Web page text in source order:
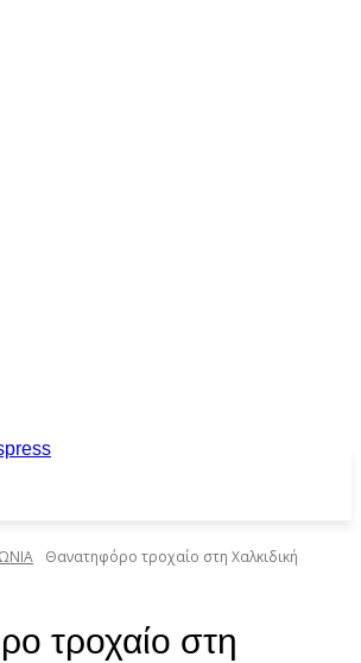
Θανατηφόρο τροχαίο στη Χαλκιδική
τροχαίο στη